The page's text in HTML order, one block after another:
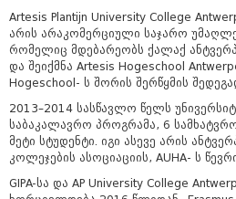
Artesis Plantijn University College
არის არაკომერციული საჯარო
რომელიც მდებარეობს ქალაქ
და შეიქმნა Artesis Hogeschool
Hogeschool- ს შორის შერწყმის
2013–2014 სასწავლო წელს
საბაკალავრო პროგრამა, 6
მეტი სტუდენტი. იგი ასევე არის
კოლეჯების ასოციაციის, AUHA- ს
GIPA-სა და AP University College